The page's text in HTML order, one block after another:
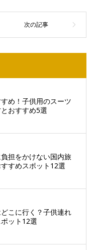
め！子供用のスーツ
おすすめ5選
負担をかけない国内旅
すめスポット12選
こに行く？子供連れ
ット12選